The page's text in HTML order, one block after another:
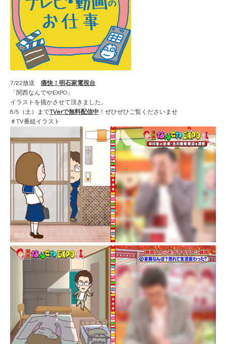
7/22放送 痛快！明石家電視台
「関西なんでやEXPO」
イラストを描かさせて頂きました。
8/5（土）までTVerで無料配信中 ！ぜひぜひご覧くださいませ
＃TV番組イラスト